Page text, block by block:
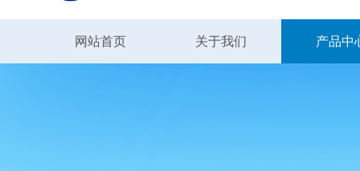
网站首页 关于我们 产品中